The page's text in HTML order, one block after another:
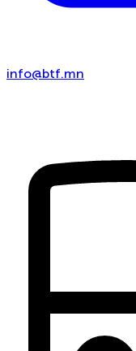
info@btf.mn